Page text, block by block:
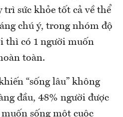
trì sức khỏe tốt cả về thể
chú ý, trong nhóm độ
thì có 1 người muốn
toàn.
“sống lâu” không
đầu, 48% người được
sống một cuộc